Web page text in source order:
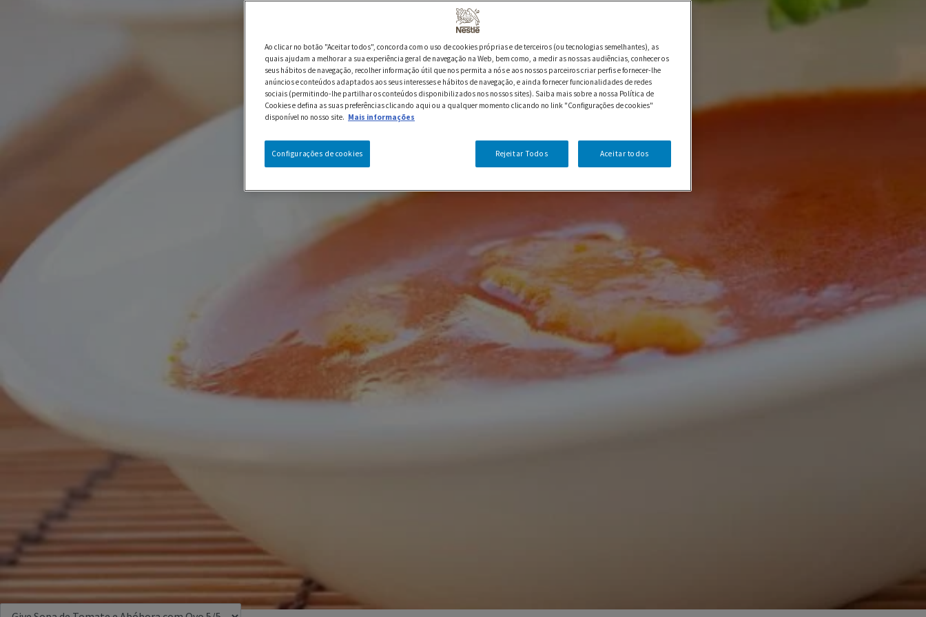
Ao clicar no botão "Aceitar todos", concorda com o uso de cookies próprias e de terceiros (ou tecnologias semelhantes), as
quais ajudam a melhorar a sua experiência geral de navegação na Web, bem como, a medir as nossas audiências, conhecer os
seus hábitos de navegação, recolher informação útil que nos permita a nós e aos nossos parceiros criar perfis e fornecer-lhe
anúncios e conteúdos adaptados aos seus interesses e hábitos de navegação, e ainda fornecer funcionalidades de redes
sociais (permitindo-lhe partilhar os conteúdos disponibilizados nos nossos sites). Saiba mais sobre a nossa Política de
Cookies e defina as suas preferências clicando aqui ou a qualquer momento clicando no link "Configurações de cookies"
disponível no nosso site. Mais informações
Rejeitar Todos Aceitar todos
Configurações de cookies